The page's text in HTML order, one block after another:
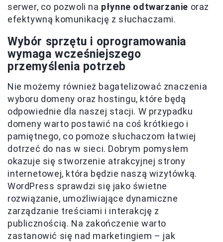
serwer, co pozwoli na płynne odtwarzanie oraz
efektywną komunikację z słuchaczami.
Wybór sprzętu i oprogramowania
wymaga wcześniejszego
przemyślenia potrzeb
Nie możemy również bagatelizować znaczenia
wyboru domeny oraz hostingu, które będą
odpowiednie dla naszej stacji. W przypadku
domeny warto postawić na coś krótkiego i
pamiętnego, co pomoże słuchaczom łatwiej
dotrzeć do nas w sieci. Dobrym pomysłem
okazuje się stworzenie atrakcyjnej strony
internetowej, która będzie naszą wizytówką.
WordPress sprawdzi się jako świetne
rozwiązanie, umożliwiające dynamiczne
zarządzanie treściami i interakcję z
publicznością. Na zakończenie warto
zastanowić się nad marketingiem – jak